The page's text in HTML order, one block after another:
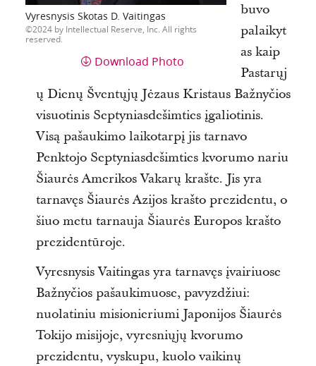
Vyresnysis Skotas D. Vaitingas
2024 by Intellectual Reserve, Inc. All rights
reserved.
Download Photo
buvo
palaikyt
as kaip
Pastarųj
ų Dienų Šventųjų Jėzaus Kristaus Bažnyčios
visuotinis Septyniasdešimties įgaliotinis.
Visą pašaukimo laikotarpį jis tarnavo
Penktojo Septyniasdešimties kvorumo nariu
Šiaurės Amerikos Vakarų krašte. Jis yra
tarnavęs Šiaurės Azijos krašto prezidentu, o
šiuo metu tarnauja Šiaurės Europos krašto
prezidentūroje.
Vyresnysis Vaitingas yra tarnavęs įvairiuose
Bažnyčios pašaukimuose, pavyzdžiui:
nuolatiniu misionieriumi Japonijos Šiaurės
Tokijo misijoje, vyresniųjų kvorumo
prezidentu, vyskupu, kuolo vaikinų